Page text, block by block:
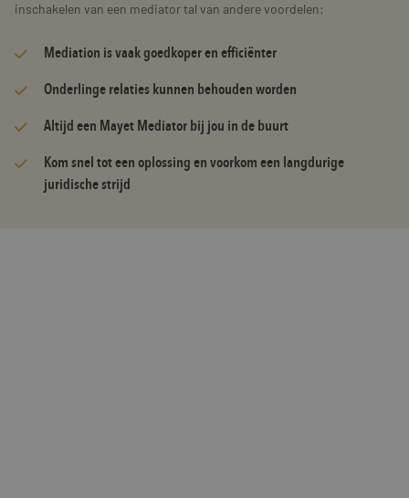
inschakelen van een mediator tal van andere voordelen:
Mediation is vaak goedkoper en efficiënter
Onderlinge relaties kunnen behouden worden
Altijd een Mayet Mediator bij jou in de buurt
Kom snel tot een oplossing en voorkom een langdurige
juridische strijd